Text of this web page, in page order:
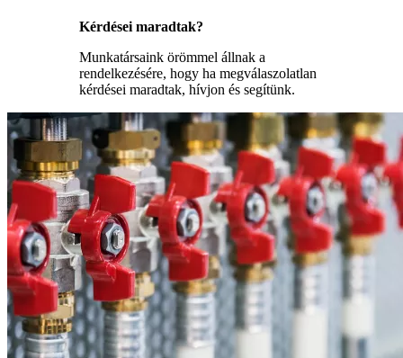
Kérdései maradtak?
Munkatársaink örömmel állnak a
rendelkezésére, hogy ha megválaszolatlan
kérdései maradtak, hívjon és segítünk.